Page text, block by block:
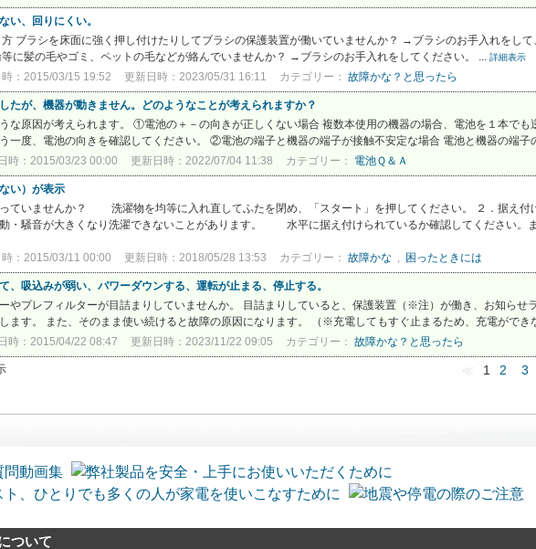
い、回りにくい。
ブラシを床面に強く押し付けたりしてブラシの保護装置が働いていませんか？ →ブラシのお手入れをし
に髪の毛やゴミ、ペットの毛などが絡んでいませんか？ →ブラシのお手入れをしてください。 ... 詳細表示
：2015/03/15 19:52 更新日時：2023/05/31 16:11 カテゴリー： 故障かな？と思ったら
たが、機器が動きません。どのようなことが考えられますか？
な原因が考えられます。 ①電池の＋－の向きが正しくない場合 複数本使用の機器の場合、電池を１本で
一度、電池の向きを確認してください。 ②電池の端子と機器の端子が接触不安定な場合 電池と機器の端
時：2015/03/23 00:00 更新日時：2022/07/04 11:38 カテゴリー： 電池Ｑ＆Ａ
い）が表示
っていませんか？ 洗濯物を均等に入れ直してふたを閉め、「スタート」を押してください。 ２．据
・騒音が大きくなり洗濯できないことがあります。 水平に据え付けられているか確認してください。
：2015/03/11 00:00 更新日時：2018/05/28 13:53 カテゴリー： 故障かな , 困ったときには
、吸込みが弱い、パワーダウンする、運転が止まる、停止する。
やプレフィルターが目詰まりしていませんか。 目詰まりしていると、保護装置（※注）が働き、お知らせ
ます。 また、そのまま使い続けると故障の原因になります。 （※充電してもすぐ止まるため、充電がで
時：2015/04/22 08:47 更新日時：2023/11/22 09:05 カテゴリー： 故障かな？と思ったら
≪ 1 2 3
ついて